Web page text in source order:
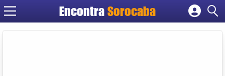
EncontraSorocaba
Cadastrar empresa